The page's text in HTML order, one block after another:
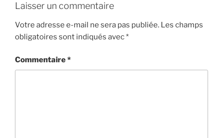
Laisser un commentaire
Votre adresse e-mail ne sera pas publiée. Les champs
obligatoires sont indiqués avec*
Commentaire*